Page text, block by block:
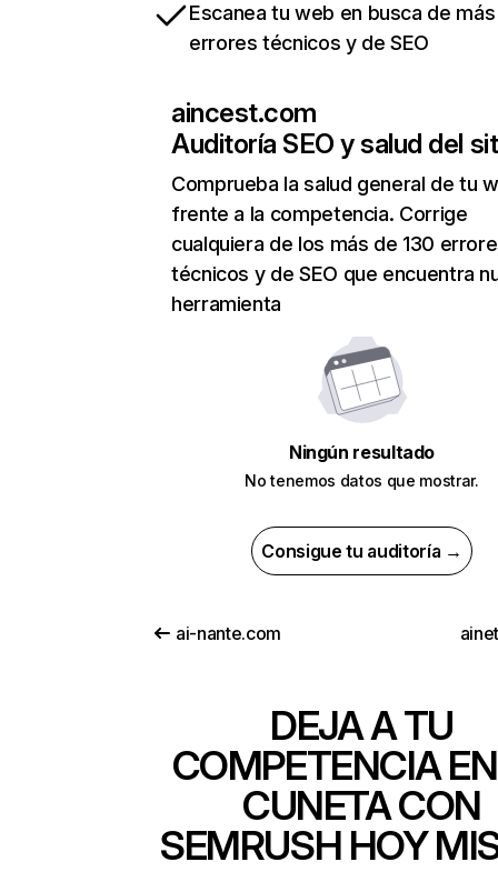
Escanea tu web en busca de
errores técnicos y de SEO
aincest.com
Auditoría SEO y salud del
Comprueba la salud general de tu
frente a la competencia. Corrige
cualquiera de los más de 130
técnicos y de SEO que encuentra
herramienta
Ningún resultado
No tenemos datos que mostrar.
Consigue tu auditoría →
ai-nante.com
DEJA A TU
COMPETENCIA
CUNETA CON
SEMRUSH HOY